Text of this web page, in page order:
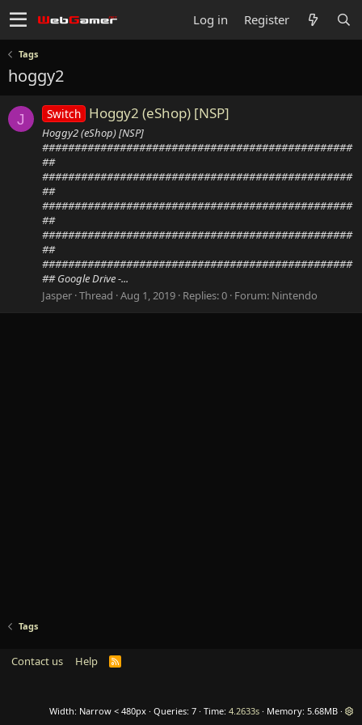
Log in Register
Tags
hoggy2
J Switch Hoggy2 (eShop) [NSP]
Hoggy2 (eShop) [NSP]
################################################
##
################################################
##
################################################
##
################################################
##
################################################
## Google Drive -...
Jasper Thread Aug 1, 2019 Replies: 0 Forum: Nintendo
Tags
Contact us Help
R
Width Queries 7 Time 4.2633s Memory 5.68MB